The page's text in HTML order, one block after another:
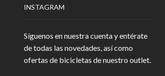
INSTAGRAM
Síguenos en nuestra cuenta y entérate
de todas las novedades, así como
ofertas de bicicletas de nuestro outlet.